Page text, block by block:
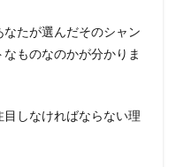
たが選んだそのシャン
ものなのかが分かりま
しなければならない理